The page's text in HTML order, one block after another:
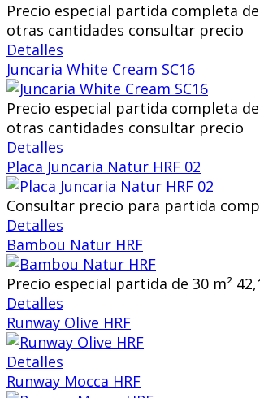
Precio especial partida completa
otras cantidades consultar precio
Detalles
Juncaria White Cream SC16
Precio especial partida completa de
otras cantidades consultar precio
Detalles
Placa Juncaria Natur HRF 02
Consultar precio para partida
Detalles
Bambou Natur HRF
Precio especial partida de 30 m²
Detalles
Runway Olive HRF
Detalles
Runway Mocca HRF